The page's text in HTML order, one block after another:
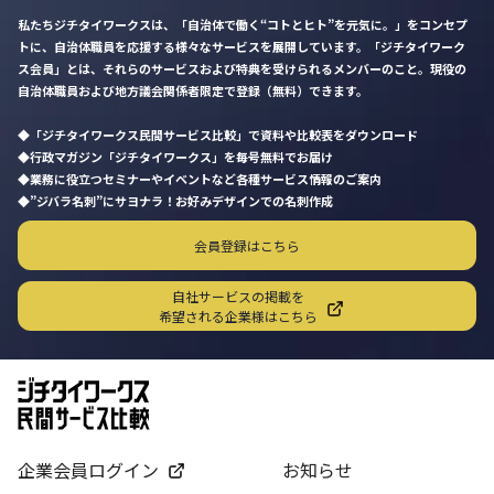
私たちジチタイワークスは、「自治体で働く“コトとヒト”を元気に。」をコンセプ
トに、自治体職員を応援する様々なサービスを展開しています。「ジチタイワーク
ス会員」とは、それらのサービスおよび特典を受けられるメンバーのこと。現役の
自治体職員および地方議会関係者限定で登録（無料）できます。
「ジチタイワークス民間サービス比較」で資料や比較表をダウンロード
行政マガジン「ジチタイワークス」を毎号無料でお届け
業務に役立つセミナーやイベントなど各種サービス情報のご案内
”ジバラ名刺”にサヨナラ！お好みデザインでの名刺作成
会員登録はこちら
自社サービスの掲載を
希望される企業様はこちら
企業会員ログイン お知らせ